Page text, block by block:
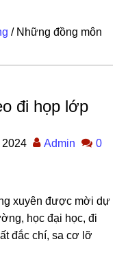
/Những đồng môn
đi họp lớp
2024 Admin
0
xuyên được mời dự
học đại học, đi
đắc chí, ѕa cơ lỡ